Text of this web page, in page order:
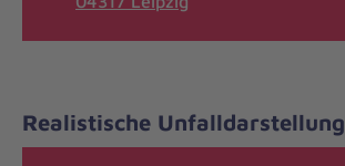
Realistische Unfalldarstellung